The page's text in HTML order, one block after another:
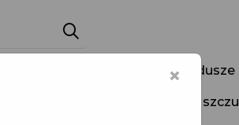
Fundusze
Zainwestuj w Pruszczu
×